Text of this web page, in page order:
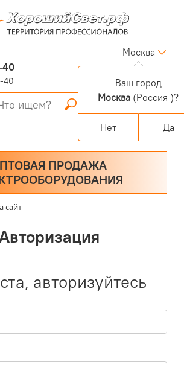
40
40
Москва
Войти
Регистрация
Корзина
0 позиций
Персональный раздел
ПРОДАЖА
сайт
авторизуйтесь
Ваш город
Москва (Россия )?
Нет Да